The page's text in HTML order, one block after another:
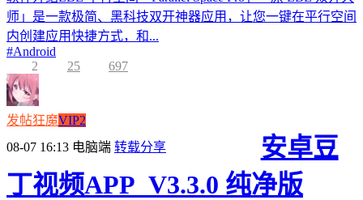
师」是一款极简、黑科技双开神器应用，让您一键在平行空间
内创建应用快捷方式，和...
#Android
2
25 697
发帖狂魔VIP2
08-07 16:13 电脑端 转载分享
安卓豆
丁视频APP_V3.3.0 纯净版